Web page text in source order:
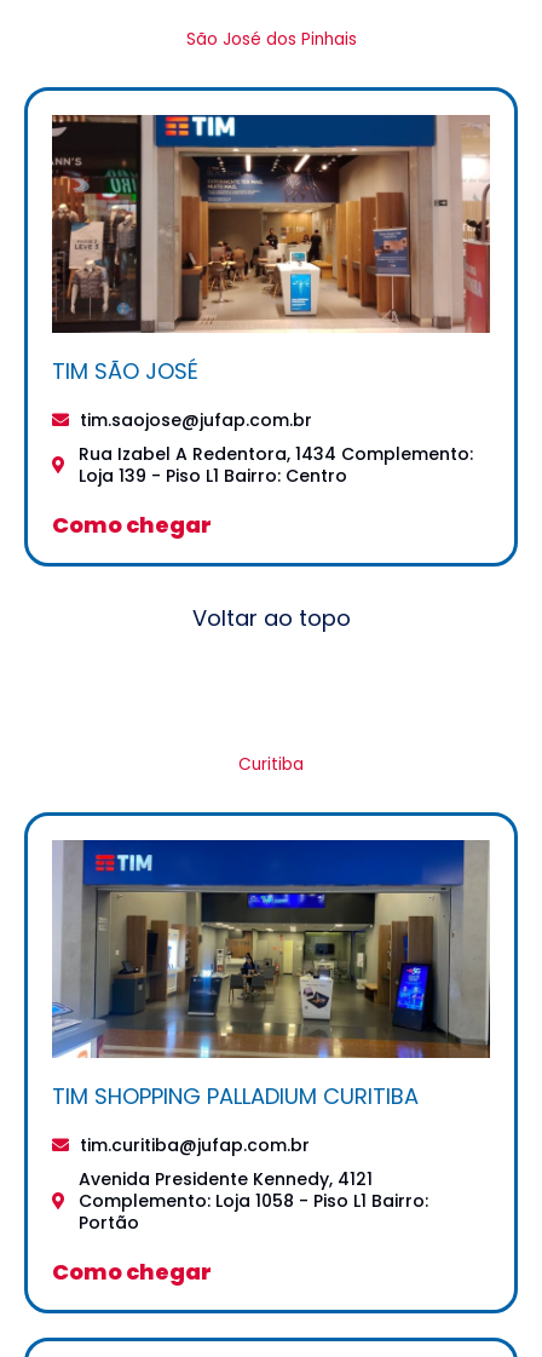
São José dos Pinhais
TIM SÃO JOSÉ
tim.saojose@jufap.com.br
Rua Izabel A Redentora, 1434 Complemento:
Loja 139 - Piso L1 Bairro: Centro
Como chegar
Voltar ao topo
Curitiba
TIM SHOPPING PALLADIUM CURITIBA
tim.curitiba@jufap.com.br
Avenida Presidente Kennedy, 4121
Complemento: Loja 1058 - Piso L1 Bairro:
Portão
Como chegar